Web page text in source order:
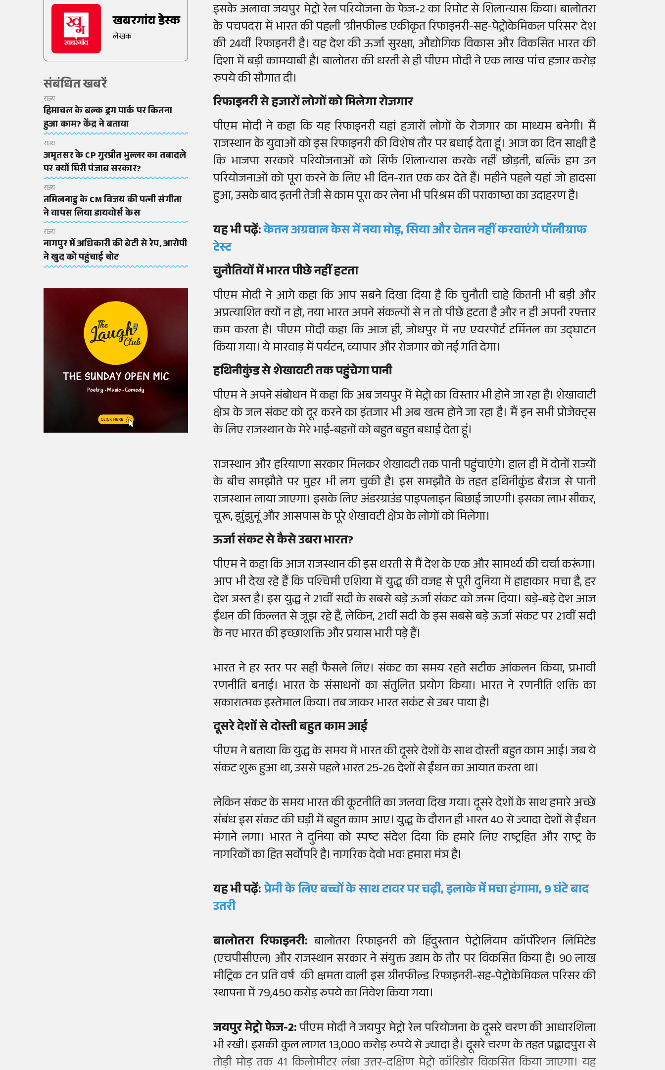
खबरगांव डेस्क
लेखक
संबंधित खबरें
राज्य
हिमाचल के बल्क ड्रग पार्क पर कितना
हुआ काम? केंद्र ने बताया
राज्य
अमृतसर के CP गुरप्रीत भुल्लर का तबादले
पर क्यों घिरी पंजाब सरकार?
राज्य
तमिलनाडु के CM विजय की पत्नी संगीता
ने वापस लिया डायवोर्स केस
राज्य
नागपुर में अधिकारी की बेटी से रेप, आरोपी
ने खुद को पहुंचाई चोट
इसके अलावा जयपुर मेट्रो रेल परियोजना के फेज-2 का रिमोट से शिलान्यास किया। बालोतरा
के पचपदरा में भारत की पहली 'ग्रीनफील्ड एकीकृत रिफाइनरी-सह-पेट्रोकेमिकल परिसर' देश
की 24वीं रिफाइनरी है। यह देश की ऊर्जा सुरक्षा, औद्योगिक विकास और विकसित भारत की
दिशा में बड़ी कामयाबी है। बालोतरा की धरती से ही पीएम मोदी ने एक लाख पांच हजार करोड़
रुपये की सौगात दी।
रिफाइनरी से हजारों लोगों को मिलेगा रोजगार
पीएम मोदी ने कहा कि यह रिफाइनरी यहां हजारों लोगों के रोजगार का माध्यम बनेगी। मैं
राजस्थान के युवाओं को इस रिफाइनरी की विशेष तौर पर बधाई देता हूं। आज का दिन साक्षी है
कि भाजपा सरकारें परियोजनाओं को सिर्फ शिलान्यास करके नहीं छोड़ती, बल्कि हम उन
परियोजनाओं को पूरा करने के लिए भी दिन-रात एक कर देते हैं। महीने पहले यहां जो हादसा
हुआ, उसके बाद इतनी तेजी से काम पूरा कर लेना भी परिश्रम की पराकाष्ठा का उदाहरण है।
यह भी पढ़ें:केतन अग्रवाल केस में नया मोड़, सिया और चेतन नहीं करवाएंगे पॉलीग्राफ
टेस्ट
चुनौतियों में भारत पीछे नहीं हटता
पीएम मोदी ने आगे कहा कि आप सबने दिखा दिया है कि चुनौती चाहे कितनी भी बड़ी और
अप्रत्याशित क्यों न हो, नया भारत अपने संकल्पों से न तो पीछे हटता है और न ही अपनी रफ्तार
कम करता है। पीएम मोदी कहा कि आज ही, जोधपुर में नए एयरपोर्ट टर्मिनल का उद्घाटन
किया गया। ये मारवाड़ में पर्यटन, व्यापार और रोजगार को नई गति देगा।
हथिनीकुंड से शेखावटी तक पहुंचेगा पानी
पीएम ने अपने संबोधन में कहा कि अब जयपुर में मेट्रो का विस्तार भी होने जा रहा है। शेखावाटी
क्षेत्र के जल संकट को दूर करने का इंतजार भी अब खत्म होने जा रहा है। मैं इन सभी प्रोजेक्ट्स
के लिए राजस्थान के मेरे भाई-बहनों को बहुत बहुत बधाई देता हूं।
राजस्थान और हरियाणा सरकार मिलकर शेखावटी तक पानी पहुंचाएंगे। हाल ही में दोनों राज्यों
के बीच समझौते पर मुहर भी लग चुकी है। इस समझौते के तहत हथिनीकुंड बैराज से पानी
राजस्थान लाया जाएगा। इसके लिए अंडरग्राउंड पाइपलाइन बिछाई जाएगी। इसका लाभ सीकर,
चूरू, झुंझुनूं और आसपास के पूरे शेखावटी क्षेत्र के लोगों को मिलेगा।
ऊर्जा संकट से कैसे उबरा भारत?
पीएम ने कहा कि आज राजस्थान की इस धरती से मैं देश के एक और सामर्थ्य की चर्चा करूंगा।
आप भी देख रहे हैं कि पश्चिमी एशिया में युद्ध की वजह से पूरी दुनिया में हाहाकार मचा है, हर
देश त्रस्त है। इस युद्ध ने 21वीं सदी के सबसे बड़े ऊर्जा संकट को जन्म दिया। बड़े-बड़े देश आज
ईंधन की किल्लत से जूझ रहे हैं, लेकिन, 21वीं सदी के इस सबसे बड़े ऊर्जा संकट पर 21वीं सदी
के नए भारत की इच्छाशक्ति और प्रयास भारी पड़े हैं।
भारत ने हर स्तर पर सही फैसले लिए। संकट का समय रहते सटीक आंकलन किया, प्रभावी
रणनीति बनाई। भारत के संसाधनों का संतुलित प्रयोग किया। भारत ने रणनीति शक्ति का
सकारात्मक इस्तेमाल किया। तब जाकर भारत सकंट से उबर पाया है।
दूसरे देशों से दोस्ती बहुत काम आई
पीएम ने बताया कि युद्ध के समय में भारत की दूसरे देशों के साथ दोस्ती बहुत काम आई। जब ये
संकट शुरू हुआ था, उससे पहले भारत 25-26 देशों से ईंधन का आयात करता था।
लेकिन संकट के समय भारत की कूटनीति का जलवा दिख गया। दूसरे देशों के साथ हमारे अच्छे
संबंध इस संकट की घड़ी में बहुत काम आए। युद्ध के दौरान ही भारत 40 से ज्यादा देशों से ईंधन
मंगाने लगा। भारत ने दुनिया को स्पष्ट संदेश दिया कि हमारे लिए राष्ट्रहित और राष्ट्र के
नागरिकों का हित सर्वोपरि है। नागरिक देवो भवः हमारा मंत्र है।
यह भी पढ़ें:प्रेमी के लिए बच्चों के साथ टावर पर चढ़ी, इलाके में मचा हंगामा, 9 घंटे बाद
उतरी
बालोतरा रिफाइनरी: बालोतरा रिफाइनरी को हिंदुस्तान पेट्रोलियम कॉर्पोरेशन लिमिटेड
(एचपीसीएल) और राजस्थान सरकार ने संयुक्त उद्यम के तौर पर विकसित किया है। 90 लाख
मीट्रिक टन प्रति वर्ष की क्षमता वाली इस ग्रीनफील्ड रिफाइनरी-सह-पेट्रोकेमिकल परिसर की
स्थापना में 79,450 करोड़ रुपये का निवेश किया गया।
जयपुर मेट्रो फेज-2:पीएम मोदी ने जयपुर मेट्रो रेल परियोजना के दूसरे चरण की आधारशिला
भी रखी। इसकी कुल लागत 13,000 करोड़ रुपये से ज्यादा है। दूसरे चरण के तहत प्रह्लादपुरा से
तोड़ी मोड़ तक 41 किलोमीटर लंबा उत्तर-दक्षिण मेट्रो कॉरिडोर विकसित किया जाएगा। यह